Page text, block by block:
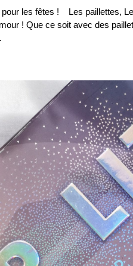
les fêtes ! Les paillettes,
! Que ce soit avec des